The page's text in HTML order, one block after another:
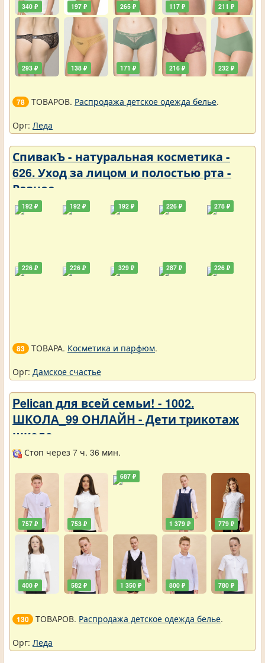
340 ₽
293 ₽
197 ₽
138 ₽
265 ₽
171 ₽
117 ₽
216 ₽
211 ₽
232 ₽
78 ТОВАРОВ. Распродажа детское одежда белье.
Орг: Леда
СпивакЪ - натуральная косметика -
626. Уход за лицом и полостью рта -
Разное
192 ₽
226 ₽
192 ₽
226 ₽
192 ₽
329 ₽
226 ₽
287 ₽
278 ₽
226 ₽
83 ТОВАРА. Косметика и парфюм.
Орг: Дамское счастье
Pelican для всей семьи! - 1002.
ШКОЛА_99 ОНЛАЙН - Дети трикотаж
школа
Стоп через 7 ч. 36 мин.
757 ₽
400 ₽
753 ₽
582 ₽
687 ₽
1 350 ₽
1 379 ₽
800 ₽
779 ₽
780 ₽
130 ТОВАРОВ. Распродажа детское одежда белье.
Орг: Леда